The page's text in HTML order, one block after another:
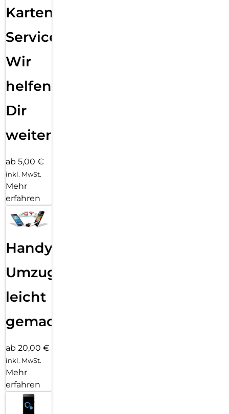
Karten
Service:
Wir
helfen
Dir
weiter
ab 5,00 €
inkl. MwSt.
Mehr
erfahren
Handy
Umzug
leicht
gemacht!
ab 20,00 €
inkl. MwSt.
Mehr
erfahren